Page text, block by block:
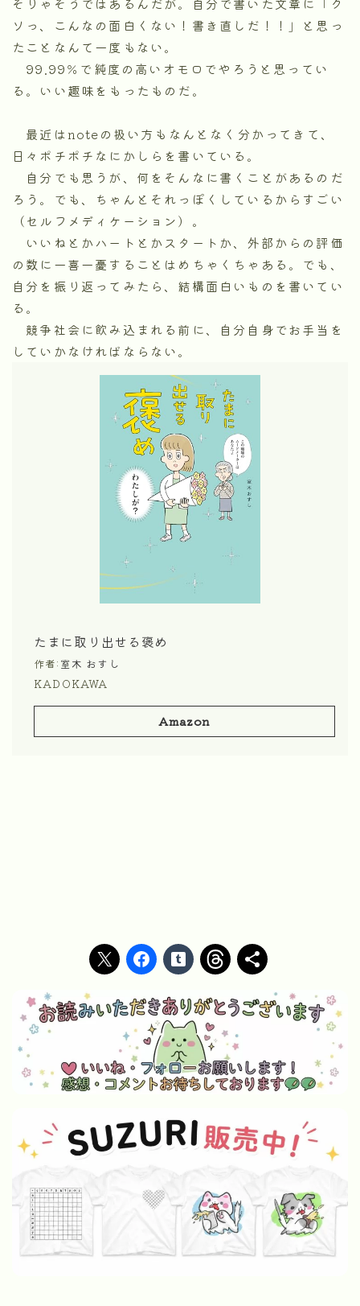
ソっ、こんなの面白くない！書き直しだ！！」と思っ
たことなんて一度もない。
99.99％で純度の高いオモロでやろうと思ってい
る。いい趣味をもったものだ。
最近はnoteの扱い方もなんとなく分かってきて、
日々ポチポチなにかしらを書いている。
自分でも思うが、何をそんなに書くことがあるのだ
ろう。でも、ちゃんとそれっぽくしているからすごい
（セルフメディケーション）。
いいねとかハートとかスタートか、外部からの評価
の数に一喜一憂することはめちゃくちゃある。でも、
自分を振り返ってみたら、結構面白いものを書いてい
る。
競争社会に飲み込まれる前に、自分自身でお手当を
していかなければならない。
たまに取り出せる褒め
作者: 室木 おすし
KADOKAWA
Amazon